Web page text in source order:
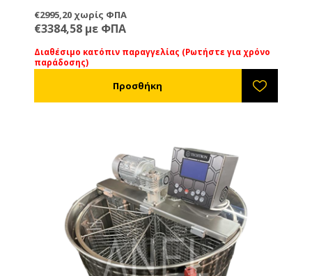
€2995,20 χωρίς ΦΠΑ
€3384,58 με ΦΠΑ
Διαθέσιμο κατόπιν παραγγελίας (Ρωτήστε για χρόνο
παράδοσης)